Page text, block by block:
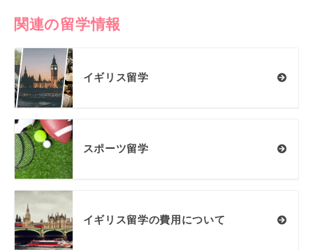
関連の留学情報
イギリス留学
スポーツ留学
イギリス留学の費用について